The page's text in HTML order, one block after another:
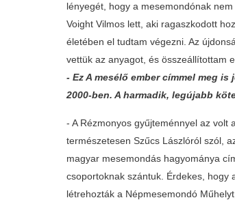
lényegét, hogy a mesemondónak
Voight Vilmos lett, aki ragaszkodott
életében el tudtam végezni. Az
vettük az anyagot, és összeállítottam
- Ez A mesélő ember címmel meg
2000-ben. A harmadik, legújabb
- A Rézmonyos gyűjteménnyel az volt
természetesen Szűcs Lászlóról szól,
magyar mesemondás hagyománya
csoportoknak szántuk. Érdekes, hogy
létrehozták a Népmesemondó